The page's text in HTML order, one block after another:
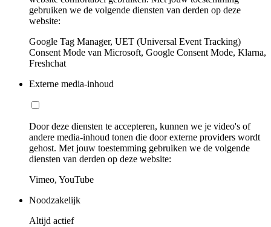
gebruiken we de volgende diensten van derden op deze
website:
Google Tag Manager, UET (Universal Event Tracking)
Consent Mode van Microsoft, Google Consent Mode, Klarna,
Freshchat
Externe media-inhoud
Door deze diensten te accepteren, kunnen we je video's of
andere media-inhoud tonen die door externe providers wordt
gehost. Met jouw toestemming gebruiken we de volgende
diensten van derden op deze website:
Vimeo, YouTube
Noodzakelijk
Altijd actief